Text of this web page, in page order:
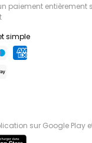
paiement entièrement
simple
sur Google Play